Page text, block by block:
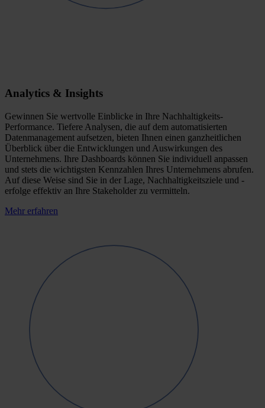
Analytics & Insights
Gewinnen Sie wertvolle Einblicke in Ihre Nachhaltigkeits-
Performance. Tiefere Analysen, die auf dem automatisierten
Datenmanagement aufsetzen, bieten Ihnen einen ganzheitlichen
Überblick über die Entwicklungen und Auswirkungen des
Unternehmens. Ihre Dashboards können Sie individuell anpassen
und stets die wichtigsten Kennzahlen Ihres Unternehmens abrufen.
Auf diese Weise sind Sie in der Lage, Nachhaltigkeitsziele und -
erfolge effektiv an Ihre Stakeholder zu vermitteln.
Mehr erfahren